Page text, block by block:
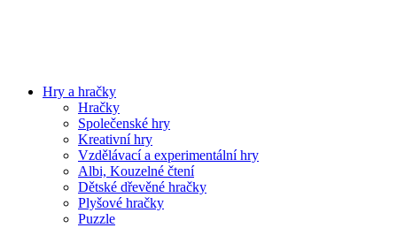
Hry a hračky
Hračky
Společenské hry
Kreativní hry
Vzdělávací a experimentální hry
Albi, Kouzelné čtení
Dětské dřevěné hračky
Plyšové hračky
Puzzle